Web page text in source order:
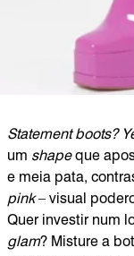
Statement boots?
um shapeque
e meia pata,
pink– visual
Quer investir num
glam? Misture a